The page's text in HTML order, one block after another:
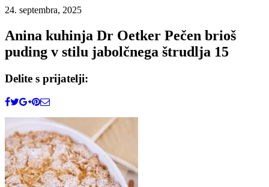
24. septembra, 2025
Anina kuhinja Dr Oetker Pečen brioš
puding v stilu jabolčnega štrudlja 15
Delite s prijatelji: